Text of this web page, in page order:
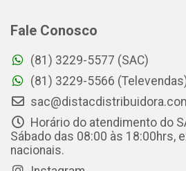
Fale Conosco
(81) 3229-5577 (SAC)
(81) 3229-5566
Horário do atendimento do
Sábado das 08:00 às 18:00hrs,
nacionais.